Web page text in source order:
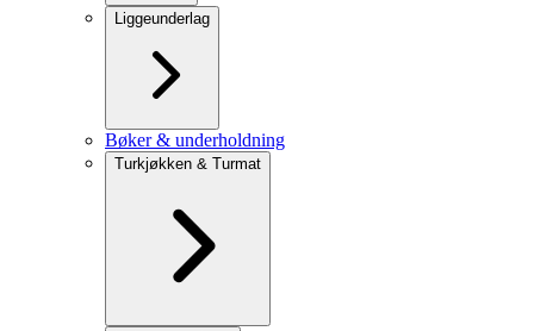
Liggeunderlag
Bøker & underholdning
Turkjøkken & Turmat